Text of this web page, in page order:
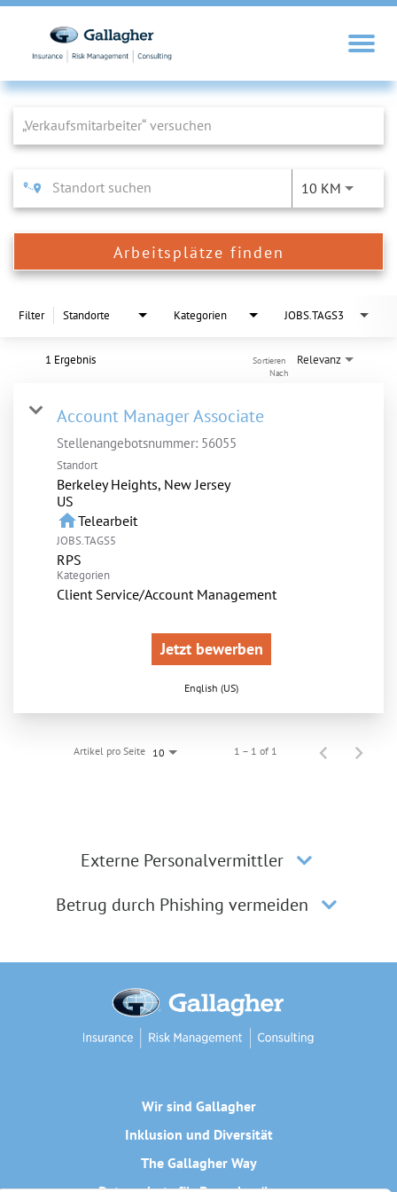
Job Search Page
10 KM
Arbeitsplätze finden
Filter Standorte Kategorien JOBS.TAGS3
1 Ergebnis Relevanz
Sortieren
Nach
Account Manager Associate
Stellenangebotsnummer: 56055
Standort
Berkeley Heights, New Jersey
homeTelearbeit
JOBS.TAGS5
RPS
Kategorien
Client Service/Account Management
Jetzt bewerben
English (US)
Artikel pro Seite 10 1 – 1 of 1
Externe Personalvermittler
Betrug durch Phishing vermeiden
Wir sind Gallagher
Inklusion und Diversität
The Gallagher Way